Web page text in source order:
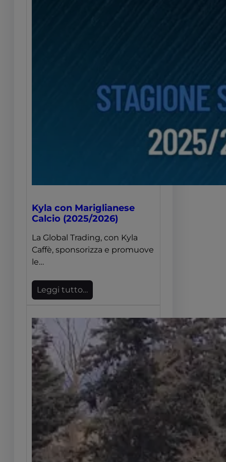
Kyla con Mariglianese
Calcio (2025/2026)
La Global Trading, con Kyla
Caffè, sponsorizza e promuove
le…
Leggi tutto…